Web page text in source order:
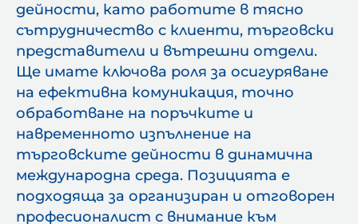
дейности, като работите в тясно
сътрудничество с клиенти, търговски
представители и вътрешни отдели.
Ще имате ключова роля за осигуряване
на ефективна комуникация, точно
обработване на поръчките и
навременното изпълнение на
търговските дейности в динамична
международна среда. Позицията е
подходяща за организиран и отговорен
професионалист с внимание към